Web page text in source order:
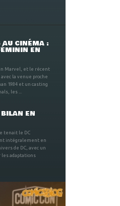
AU CINÉMA :
EN
Marvel, et le récent
la venue proche
1984 et un casting
les ...
EN
tenait le DC
intégralement en
de DC, avec un
adaptations